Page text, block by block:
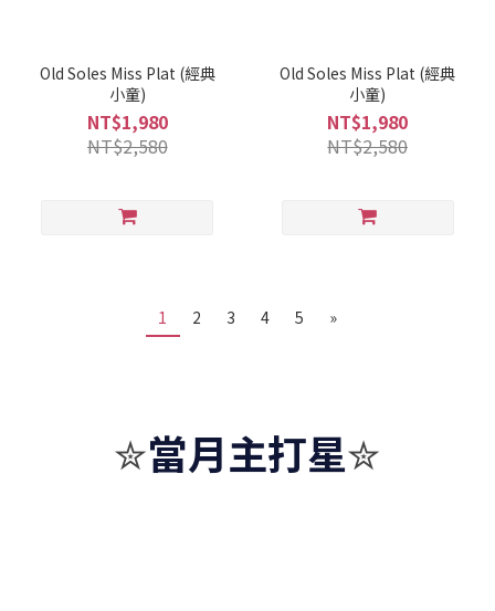
Old Soles Miss Plat (經典
小童)
NT$1,980
NT$2,580
Old Soles Miss Plat (經典
小童)
NT$1,980
NT$2,580
1 2 3 4 5 »
✮當月主打星✮